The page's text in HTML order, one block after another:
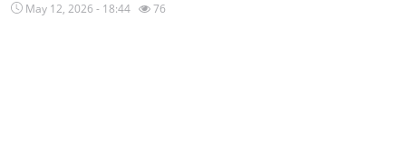
Daerah
May 12, 2026 - 18:44 76